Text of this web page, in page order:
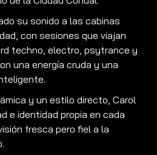
su sonido a las cabinas
con sesiones que viajan
techno, electro, psytrance y
una energía cruda y una
y un estilo directo, Carol
e identidad propia en cada
fresca pero fiel a la